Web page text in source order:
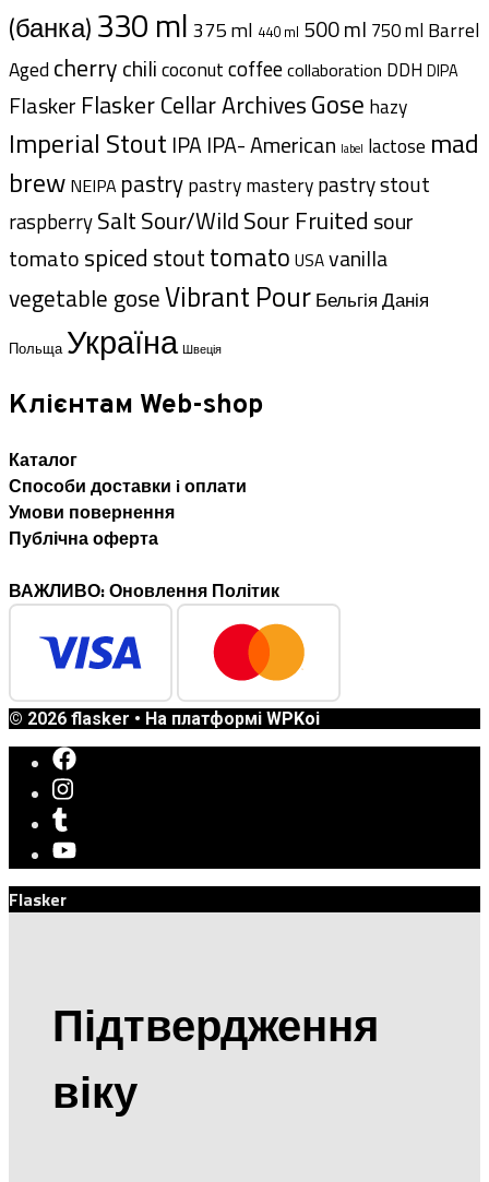
(банка)330 ml 375 ml 440 ml 500 ml 750 ml Barrel
Aged cherrychilicoconutcoffeecollaboration DDH DIPA
Flasker Flasker Cellar ArchivesGose hazy
Imperial Stout IPA IPA- American label lactose mad
brew NEIPA pastrypastry masterypastry stout
raspberrySaltSour/WildSour Fruited sour
tomatospiced stouttomato USAvanilla
vegetable goseVibrant PourБельгіяДанія
Польща Україна Швеція
Клієнтам Web-shop
Каталог
Способи доставки i оплати
Умови повернення
Публічна оферта
ВАЖЛИВО: Оновлення Політик
© 2026 flasker • На платформі WPKoi
Flasker
Підтвердження
віку